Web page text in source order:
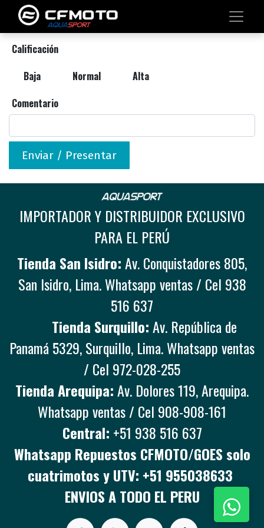
Calificación
Baja
Normal
Alta
Comentario
Enviar / Presentar
IMPORTADOR Y DISTRIBUIDOR EXCLUSIVO
PARA EL PERÚ
Tienda San Isidro:Av. Conquistadores 805,
San Isidro, Lima. Whatsapp ventas / Cel 938
516 637
Tienda Surquillo:Av. República de
Panamá 5329, Surquillo, Lima. Whatsapp ventas
/ Cel 972-028-255
Tienda Arequipa:Av. Dolores 119, Arequipa.
Whatsapp ventas / Cel 908-908-161
Central: +51 938 516 637
Whatsapp Repuestos CFMOTO/GOES solo
cuatrimotos y UTV: +51 955038633
ENVIOS A TODO EL PERU